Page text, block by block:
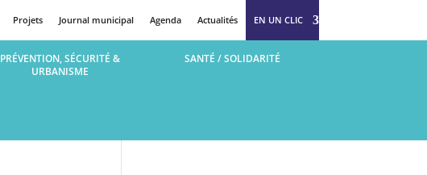
Projets Journal municipal Agenda Actualités EN UN CLIC
PRÉVENTION, SÉCURITÉ &
URBANISME
SANTÉ / SOLIDARITÉ